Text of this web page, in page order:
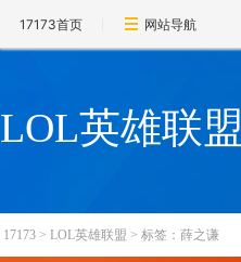
17173首页 网站导航
LOL英雄联盟
17173 > LOL英雄联盟 > 标签：薛之谦